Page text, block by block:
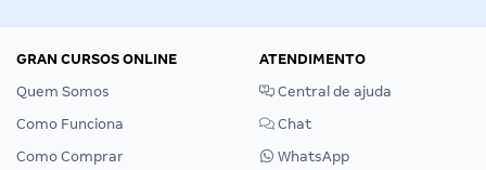
GRAN CURSOS ONLINE
Quem Somos
Como Funciona
Como Comprar
ATENDIMENTO
Central de ajuda
Chat
WhatsApp